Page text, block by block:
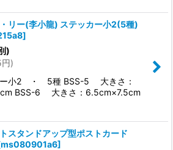
リー(李小龍) ステッカー小2(5種)
]
)
円)
ー小2 ・ 5種 BSS-5 大きさ：
BSS-6 大きさ：6.5cm×7.5cm
スタンドアップ型ポストカード
ms080901a6]